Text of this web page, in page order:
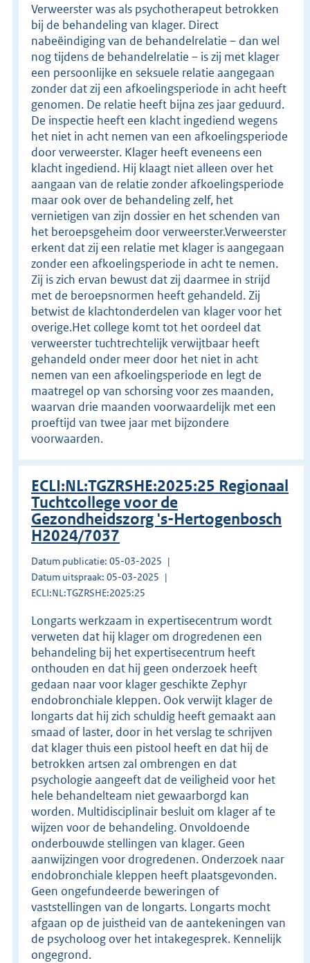
Verweerster was als psychotherapeut betrokken
bij de behandeling van klager. Direct
nabeëindiging van de behandelrelatie – dan wel
nog tijdens de behandelrelatie – is zij met klager
een persoonlijke en seksuele relatie aangegaan
zonder dat zij een afkoelingsperiode in acht heeft
genomen. De relatie heeft bijna zes jaar geduurd.
De inspectie heeft een klacht ingediend wegens
het niet in acht nemen van een afkoelingsperiode
door verweerster. Klager heeft eveneens een
klacht ingediend. Hij klaagt niet alleen over het
aangaan van de relatie zonder afkoelingsperiode
maar ook over de behandeling zelf, het
vernietigen van zijn dossier en het schenden van
het beroepsgeheim door verweerster.Verweerster
erkent dat zij een relatie met klager is aangegaan
zonder een afkoelingsperiode in acht te nemen.
Zij is zich ervan bewust dat zij daarmee in strijd
met de beroepsnormen heeft gehandeld. Zij
betwist de klachtonderdelen van klager voor het
overige.Het college komt tot het oordeel dat
verweerster tuchtrechtelijk verwijtbaar heeft
gehandeld onder meer door het niet in acht
nemen van een afkoelingsperiode en legt de
maatregel op van schorsing voor zes maanden,
waarvan drie maanden voorwaardelijk met een
proeftijd van twee jaar met bijzondere
voorwaarden.
ECLI:NL:TGZRSHE:2025:25 Regionaal
Tuchtcollege voor de
Gezondheidszorg 's-Hertogenbosch
H2024/7037
Datum publicatie: 05-03-2025
Datum uitspraak: 05-03-2025
ECLI:NL:TGZRSHE:2025:25
Longarts werkzaam in expertisecentrum wordt
verweten dat hij klager om drogredenen een
behandeling bij het expertisecentrum heeft
onthouden en dat hij geen onderzoek heeft
gedaan naar voor klager geschikte Zephyr
endobronchiale kleppen. Ook verwijt klager de
longarts dat hij zich schuldig heeft gemaakt aan
smaad of laster, door in het verslag te schrijven
dat klager thuis een pistool heeft en dat hij de
betrokken artsen zal ombrengen en dat
psychologie aangeeft dat de veiligheid voor het
hele behandelteam niet gewaarborgd kan
worden. Multidisciplinair besluit om klager af te
wijzen voor de behandeling. Onvoldoende
onderbouwde stellingen van klager. Geen
aanwijzingen voor drogredenen. Onderzoek naar
endobronchiale kleppen heeft plaatsgevonden.
Geen ongefundeerde beweringen of
vaststellingen van de longarts. Longarts mocht
afgaan op de juistheid van de aantekeningen van
de psycholoog over het intakegesprek. Kennelijk
ongegrond.